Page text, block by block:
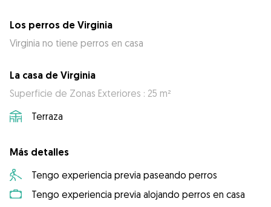
Los perros de Virginia
Virginia no tiene perros en casa
La casa de Virginia
Superficie de Zonas Exteriores : 25 m²
Terraza
Más detalles
Tengo experiencia previa paseando perros
Tengo experiencia previa alojando perros en casa